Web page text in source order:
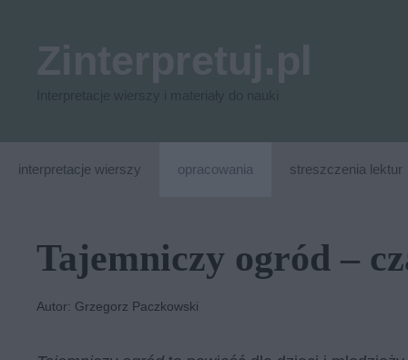
interpretacje wierszy opracowania streszczenia lektur
Tajemniczy ogród –
Autor: Grzegorz Paczkowski